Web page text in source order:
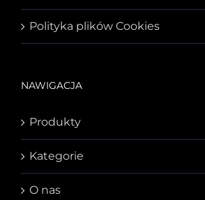
Polityka plików Cookies
NAWIGACJA
Produkty
Kategorie
O nas